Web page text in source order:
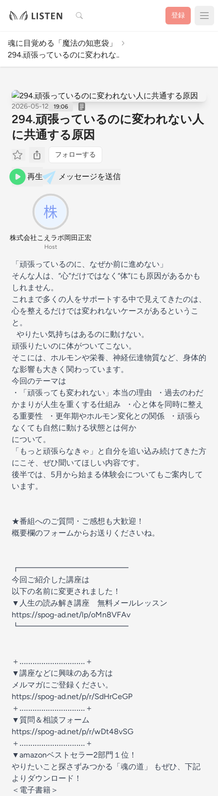
検索 登録
魂に目覚める「魔法の知恵袋」
294.頑張っているのに変われな..
2026-05-12 19:06
294.頑張っているのに変われない人
に共通する原因
フォローする
再生 メッセージを送信
株式会社こえラボ岡田正宏
Host
「頑張っているのに、なぜか前に進めない」
そんな人は、“心”だけではなく“体”にも原因があるかも
しれません。
これまで多くの人をサポートする中で見えてきたのは、
心を整えるだけでは変われないケースがあるというこ
と。
やりたい気持ちはあるのに動けない。
頑張りたいのに体がついてこない。
そこには、ホルモンや栄養、神経伝達物質など、身体的
な影響も大きく関わっています。
今回のテーマは
・「頑張っても変われない」本当の理由 ・過去のわだ
かまりが人生を重くする仕組み ・心と体を同時に整え
る重要性 ・更年期やホルモン変化との関係 ・頑張ら
なくても自然に動ける状態とは何か
について。
「もっと頑張らなきゃ」と自分を追い込み続けてきた方
にこそ、ぜひ聞いてほしい内容です。
後半では、5月から始まる体験会についてもご案内して
います。
★番組へのご質問・ご感想も大歓迎！
概要欄のフォームからお送りくださいね。
┏━━━━━━━━━━━━━━
今回ご紹介した講座は
以下の名前に変更されました！
▼人生の読み解き講座 無料メールレッスン
https://spog-ad.net/lp/oMn8VFAv
┗━━━━━━━━━━━━━━
＋‥‥‥‥‥‥‥‥‥‥‥‥‥‥‥＋
▼講座などに興味のある方は
メルマガにご登録ください。
https://spog-ad.net/p/r/SdHrCeGP
＋‥‥‥‥‥‥‥‥‥‥‥‥‥‥‥＋
▼質問＆相談フォーム
https://spog-ad.net/p/r/wDt48vSG
＋‥‥‥‥‥‥‥‥‥‥‥‥‥‥‥＋
▼amazonベストセラー2部門１位！
やりたいこと探さずみつかる「魂の道」 もぜひ、下記
よりダウンロード！
＜電子書籍＞